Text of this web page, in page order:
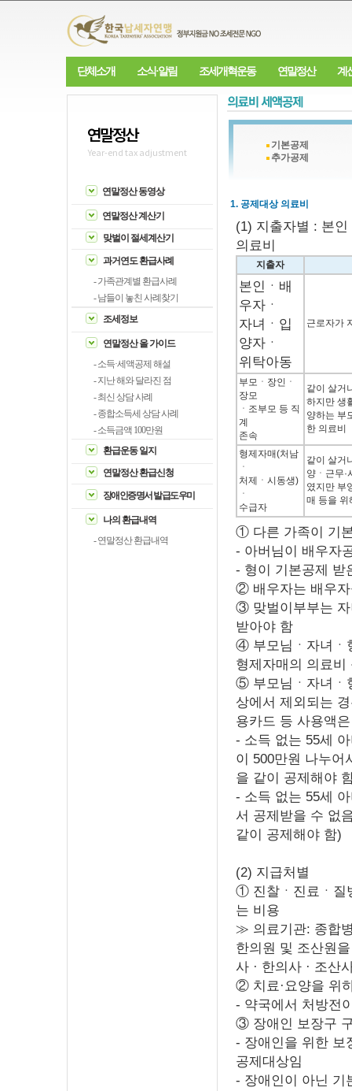
단체소개 소식·알림 조세개혁운동 연말정산 계
연말정산
Year-end tax adjustment
연말정산 동영상
연말정산 계산기
맞벌이 절세계산기
과거연도 환급사례
- 가족관계별 환급사례
- 남들이 놓친 사례찾기
조세정보
연말정산 올 가이드
- 소득·세액공제 해설
- 지난 해와 달라진 점
- 최신 상담 사례
- 종합소득세 상담 사례
- 소득금액 100만원
환급운동 일지
연말정산 환급신청
장애인증명서 발급도우미
나의 환급내역
- 연말정산 환급내역
기본공제
추가공제
1. 공제대상 의료비
(1) 지출자별 : 본
의료비
지출자
본인ㆍ배
우자ㆍ
자녀ㆍ입
양자ㆍ
위탁아동
근로자가
부모ㆍ장인ㆍ
장모
ㆍ조부모 등 직
계
존속
같이 살거
하지만 생
양하는 부
한 의료비
형제자매(처남
ㆍ
처제ㆍ시동생)
ㆍ
수급자
같이 살거
양ㆍ근무·
였지만 부
매 등을 위
① 다른 가족이 기
- 아버님이 배우자
- 형이 기본공제 받
② 배우자는 배우자
③ 맞벌이부부는 자
받아야 함
④ 부모님ㆍ자녀ㆍ
형제자매의 의료
⑤ 부모님ㆍ자녀ㆍ
상에서 제외되는
용카드 등 사용액
- 소득 없는 55세
이 500만원 나누
을 같이 공제해야
- 소득 없는 55세
서 공제받을 수 없
같이 공제해야 함)
(2) 지급처별
① 진찰ㆍ진료ㆍ질
는 비용
≫ 의료기관: 종합
한의원 및 조산원
사 · 한의사 · 조산
② 치료·요양을 위
- 약국에서 처방전
③ 장애인 보장구
- 장애인을 위한 보
공제대상임
- 장애인이 아닌 기